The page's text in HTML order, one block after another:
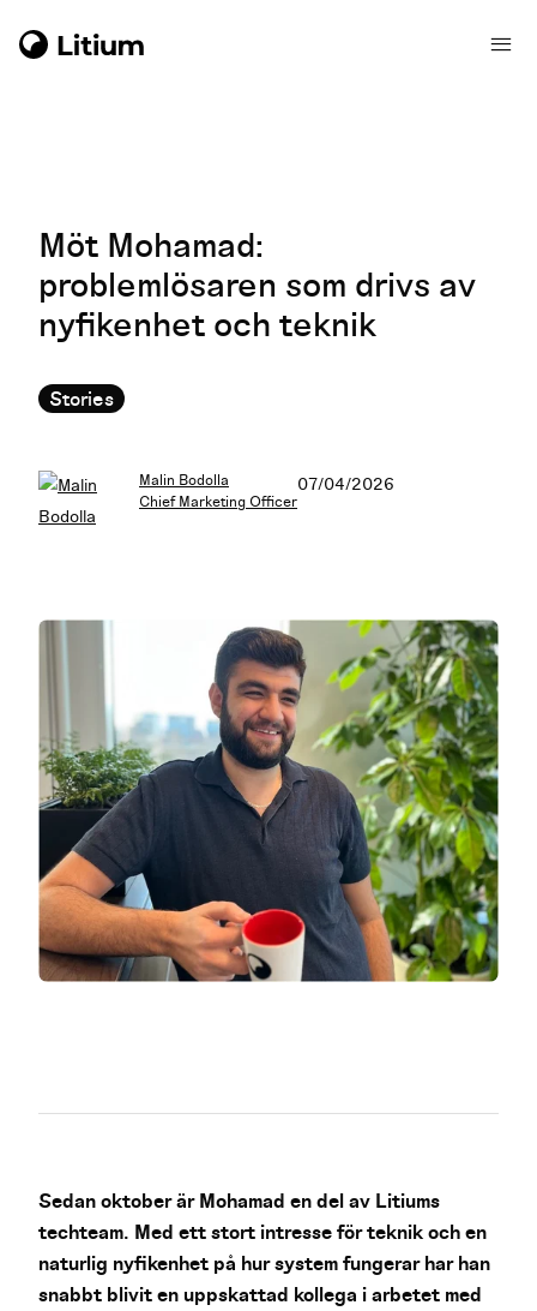
Möt Mohamad:
problemlösaren som drivs av
nyfikenhet och teknik
Stories
Malin Bodolla
Chief Marketing Officer
07/04/2026
Sedan oktober är Mohamad en del av Litiums
techteam. Med ett stort intresse för teknik och en
naturlig nyfikenhet på hur system fungerar har han
snabbt blivit en uppskattad kollega i arbetet med